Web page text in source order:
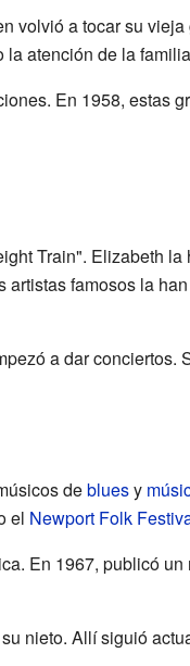
volvió a tocar su
la atención de la
En 1958, estas
Train". Elizabeth
famosos la
a dar conciertos.
debluesy
el Newport Folk
En 1967, publicó un
nieto. Allí siguió